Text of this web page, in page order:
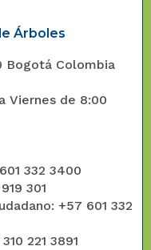
Árboles
Bogotá Colombia
Viernes de 8:00
332 3400
301
+57 601 332
221 3891